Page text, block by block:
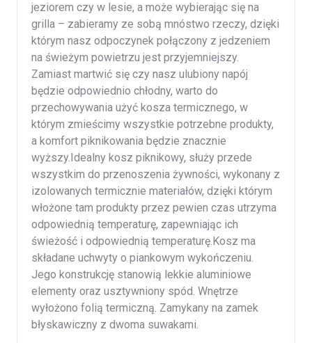
jeziorem czy w lesie, a może wybierając się na
grilla – zabieramy ze sobą mnóstwo rzeczy, dzięki
którym nasz odpoczynek połączony z jedzeniem
na świeżym powietrzu jest przyjemniejszy.
Zamiast martwić się czy nasz ulubiony napój
będzie odpowiednio chłodny, warto do
przechowywania użyć kosza termicznego, w
którym zmieścimy wszystkie potrzebne produkty,
a komfort piknikowania będzie znacznie
wyższy.Idealny kosz piknikowy, służy przede
wszystkim do przenoszenia żywności, wykonany z
izolowanych termicznie materiałów, dzięki którym
włożone tam produkty przez pewien czas utrzyma
odpowiednią temperaturę, zapewniając ich
świeżość i odpowiednią temperaturę.Kosz ma
składane uchwyty o piankowym wykończeniu.
Jego konstrukcję stanowią lekkie aluminiowe
elementy oraz usztywniony spód. Wnętrze
wyłożono folią termiczną. Zamykany na zamek
błyskawiczny z dwoma suwakami.